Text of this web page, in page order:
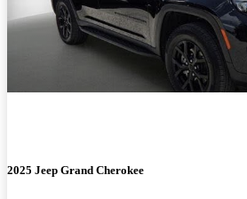
2025 Jeep Grand Cherokee